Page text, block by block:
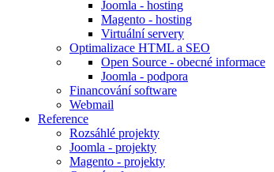
Joomla - hosting
Magento - hosting
Virtuální servery
Optimalizace HTML a SEO
Open Source - obecné informace
Joomla - podpora
Financování software
Webmail
Reference
Rozsáhlé projekty
Joomla - projekty
Magento - projekty